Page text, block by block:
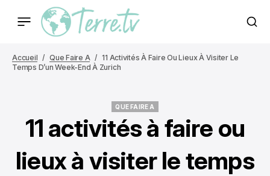
Accueil Que Faire A
11 Activités À Faire Ou Lieux À Visiter Le
Temps D’un Week-End À Zurich
QUE FAIRE A
11 activités à faire ou
lieux à visiter le temps